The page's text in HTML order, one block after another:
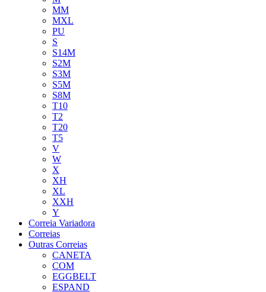
MM
MXL
PU
S
S14M
S2M
S3M
S5M
S8M
T10
T2
T20
T5
V
W
X
XH
XL
XXH
Y
Correia Variadora
Correias
Outras Correias
CANETA
COM
EGGBELT
ESPAND